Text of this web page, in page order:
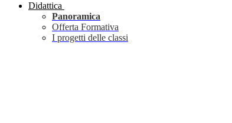
Didattica
Panoramica
Offerta Formativa
I progetti delle classi